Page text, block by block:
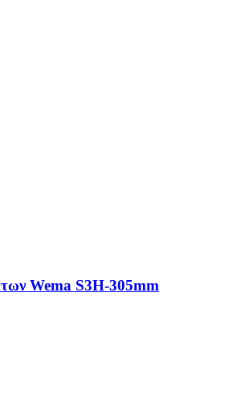
Wema S3H-305mm